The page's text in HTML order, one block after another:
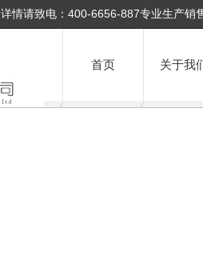
详情请致电： 400-6656-887专业生产销
首页 关于我